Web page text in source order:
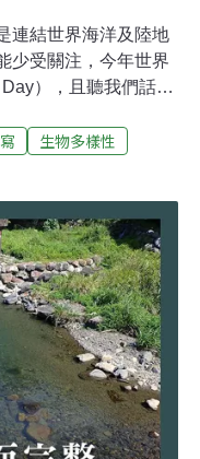
連結世界海洋及陸地
少受關注，今年世界
），且聽我們話說
上的藻類，而且超膽
」。你問我們在幹
中，數量最多的種類
虎返鄉」才夠台！能
加上口吻的咬抓，讓
一場嚴格的馬拉松，
等在石塊上的小白鷺
再會爬的我也沒輒。
明的身軀，也就是你
為能游向陸地的魩仔
生物多樣性